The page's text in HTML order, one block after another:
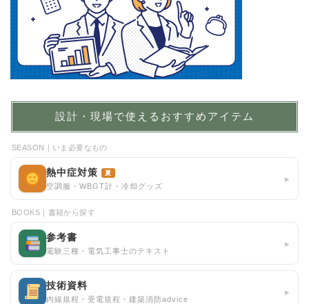
設計・現場で使えるおすすめアイテム
SEASON｜いま必要なもの
熱中症対策 夏
空調服・WBGT計・冷却グッズ
▸
BOOKS｜書籍から探す
参考書
電験三種・電気工事士のテキスト
▸
技術資料
内線規程・受電規程・建築消防advice
▸